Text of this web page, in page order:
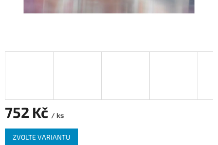
752 Kč / ks
Měrná
cena:
ZVOLTE VARIANTU